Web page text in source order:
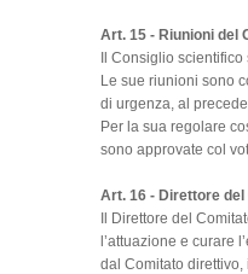
Art. 15 - Riunioni del
Il Consiglio
Le sue riunioni sono
di urgenza, al
Per la sua regolare
sono approvate col
Art. 16 - Direttore
Il Direttore del
l’attuazione e curare
dal Comitato